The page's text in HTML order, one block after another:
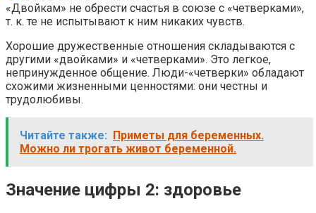
«Двойкам» не обрести счастья в союзе с «четверками»,
т. к. те не испытывают к ним никаких чувств.
Хорошие дружественные отношения складываются с
другими «двойками» и «четверками». Это легкое,
непринужденное общение. Люди-«четверки» обладают
схожими жизненными ценностями: они честны и
трудолюбивы.
Читайте также: Приметы для беременных.
Можно ли трогать живот беременной.
Значение цифры 2: здоровье